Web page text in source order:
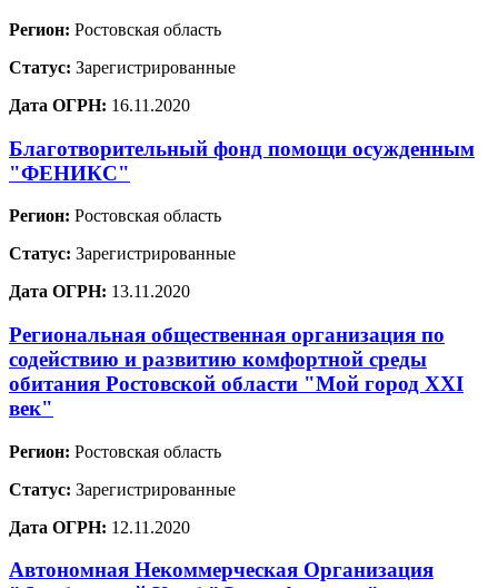
Регион: Ростовская область
Статус: Зарегистрированные
Дата ОГРН: 16.11.2020
Благотворительный фонд помощи осужденным
"ФЕНИКС"
Регион: Ростовская область
Статус: Зарегистрированные
Дата ОГРН: 13.11.2020
Региональная общественная организация по
содействию и развитию комфортной среды
обитания Ростовской области "Мой город XXI
век"
Регион: Ростовская область
Статус: Зарегистрированные
Дата ОГРН: 12.11.2020
Автономная Некоммерческая Организация